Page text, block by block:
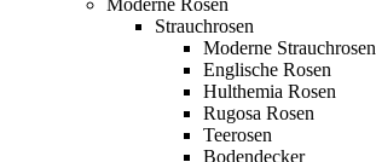
Moderne Rosen
Strauchrosen
Moderne Strauchrosen
Englische Rosen
Hulthemia Rosen
Rugosa Rosen
Teerosen
Bodendecker